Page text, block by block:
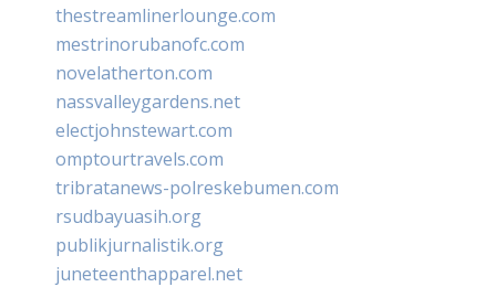
thestreamlinerlounge.com
mestrinorubanofc.com
novelatherton.com
nassvalleygardens.net
electjohnstewart.com
omptourtravels.com
tribratanews-polreskebumen.com
rsudbayuasih.org
publikjurnalistik.org
juneteenthapparel.net